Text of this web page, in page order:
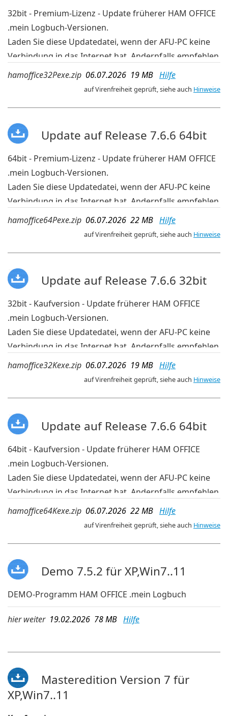
32bit - Premium-Lizenz - Update früherer HAM OFFICE
.mein Logbuch-Versionen.
Laden Sie diese Updatedatei, wenn der AFU-PC keine
Verbindung in das Internet hat. Andernfalls empfehlen
wir die aktuelleren Updates der OnlineUpdate-
Verwaltung im Programm.
hamoffice32Pexe.zip 06.07.2026 19 MB Hilfe
auf Virenfreiheit geprüft, siehe auch Hinweise
Update auf Release 7.6.6 64bit
64bit - Premium-Lizenz - Update früherer HAM OFFICE
.mein Logbuch-Versionen.
Laden Sie diese Updatedatei, wenn der AFU-PC keine
Verbindung in das Internet hat. Andernfalls empfehlen
wir die aktuelleren Updates der OnlineUpdate-
Verwaltung im Programm.
hamoffice64Pexe.zip 06.07.2026 22 MB Hilfe
auf Virenfreiheit geprüft, siehe auch Hinweise
Update auf Release 7.6.6 32bit
32bit - Kaufversion - Update früherer HAM OFFICE
.mein Logbuch-Versionen.
Laden Sie diese Updatedatei, wenn der AFU-PC keine
Verbindung in das Internet hat. Andernfalls empfehlen
wir die aktuelleren Updates der OnlineUpdate-
Verwaltung im Programm.
hamoffice32Kexe.zip 06.07.2026 19 MB Hilfe
auf Virenfreiheit geprüft, siehe auch Hinweise
Update auf Release 7.6.6 64bit
64bit - Kaufversion - Update früherer HAM OFFICE
.mein Logbuch-Versionen.
Laden Sie diese Updatedatei, wenn der AFU-PC keine
Verbindung in das Internet hat. Andernfalls empfehlen
wir die aktuelleren Updates der OnlineUpdate-
Verwaltung im Programm.
hamoffice64Kexe.zip 06.07.2026 22 MB Hilfe
auf Virenfreiheit geprüft, siehe auch Hinweise
Demo 7.5.2 für XP,Win7..11
DEMO-Programm HAM OFFICE .mein Logbuch
hier weiter19.02.2026 78 MB Hilfe
Masteredition Version 7 für
XP,Win7..11